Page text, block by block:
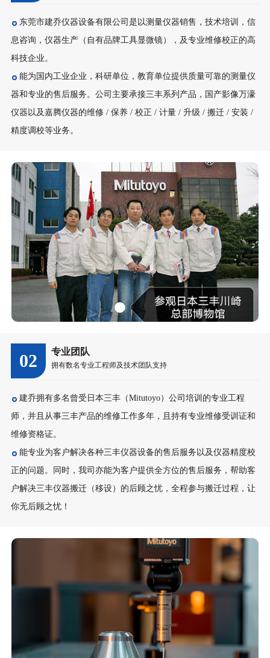
东莞市建乔仪器设备有限公司是以测量仪器销售，技术培训，信
息咨询，仪器生产（自有品牌工具显微镜），及专业维修校正的高
科技企业。
能为国内工业企业，科研单位，教育单位提供质量可靠的测量仪
器和专业的售后服务。公司主要承接三丰系列产品，国产影像万濠
仪器以及嘉腾仪器的维修 / 保养 / 校正 / 计量 / 升级 / 搬迁 / 安装 /
精度调校等业务。
02 专业团队
拥有数名专业工程师及技术团队支持
建乔拥有多名曾受日本三丰（Mitutoyo）公司培训的专业工程
师，并且从事三丰产品的维修工作多年，且持有专业维修受训证和
维修资格证。
能专业为客户解决各种三丰仪器设备的售后服务以及仪器精度校
正的问题。同时，我司亦能为客户提供全方位的售后服务，帮助客
户解决三丰仪器搬迁（移设）的后顾之忧，全程参与搬迁过程，让
你无后顾之忧！